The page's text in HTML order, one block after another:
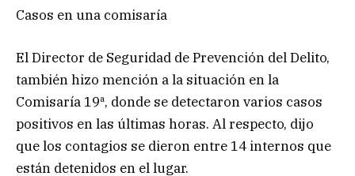
Casos en una comisaría
El Director de Seguridad de Prevención del Delito,
también hizo mención a la situación en la
Comisaría 19ª, donde se detectaron varios casos
positivos en las últimas horas. Al respecto, dijo
que los contagios se dieron entre 14 internos que
están detenidos en el lugar.